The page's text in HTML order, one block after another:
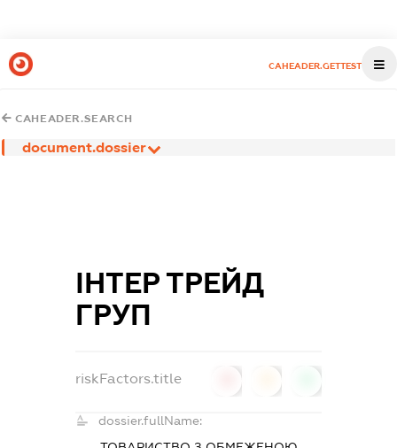
CAHEADER.GETTEST
CAHEADER.SEARCH
document.dossier
ІНТЕР ТРЕЙД
ГРУП
riskFactors.title
dossier.fullName: